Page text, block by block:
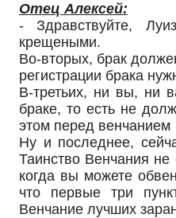
Отец Алексей:
- Здравствуйте,
крещеными.
Во-вторых, брак
регистрации брака
В-третьих, ни вы, ни
браке, то есть не
этом перед
Ну и последнее,
Таинство Венчания
когда вы можете
что первые три
Венчание лучших